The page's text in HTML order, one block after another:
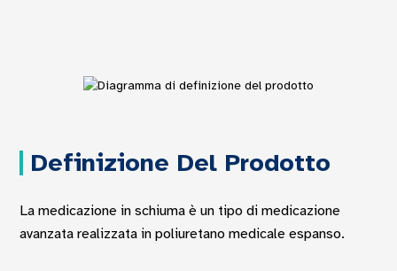
Definizione Del Prodotto
La medicazione in schiuma è un tipo di medicazione
avanzata realizzata in poliuretano medicale espanso.